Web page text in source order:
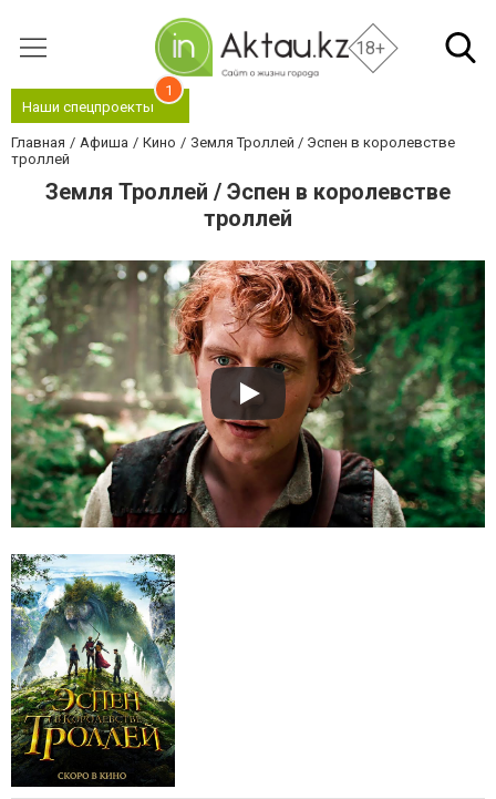
18+
Наши спецпроекты
1
Главная Афиша Кино
Земля Троллей / Эспен в королевстве
троллей
Земля Троллей / Эспен в королевстве
троллей